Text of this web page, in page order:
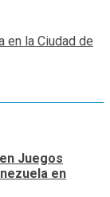
en la Ciudad de
Juegos
en